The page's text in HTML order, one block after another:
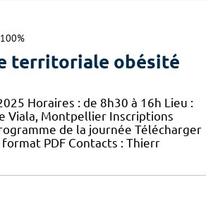
100%
territoriale obésité
Horaires : de 8h30 à 16h Lieu :
Viala, Montpellier Inscriptions
de la journée Télécharger
PDF Contacts : Thierr